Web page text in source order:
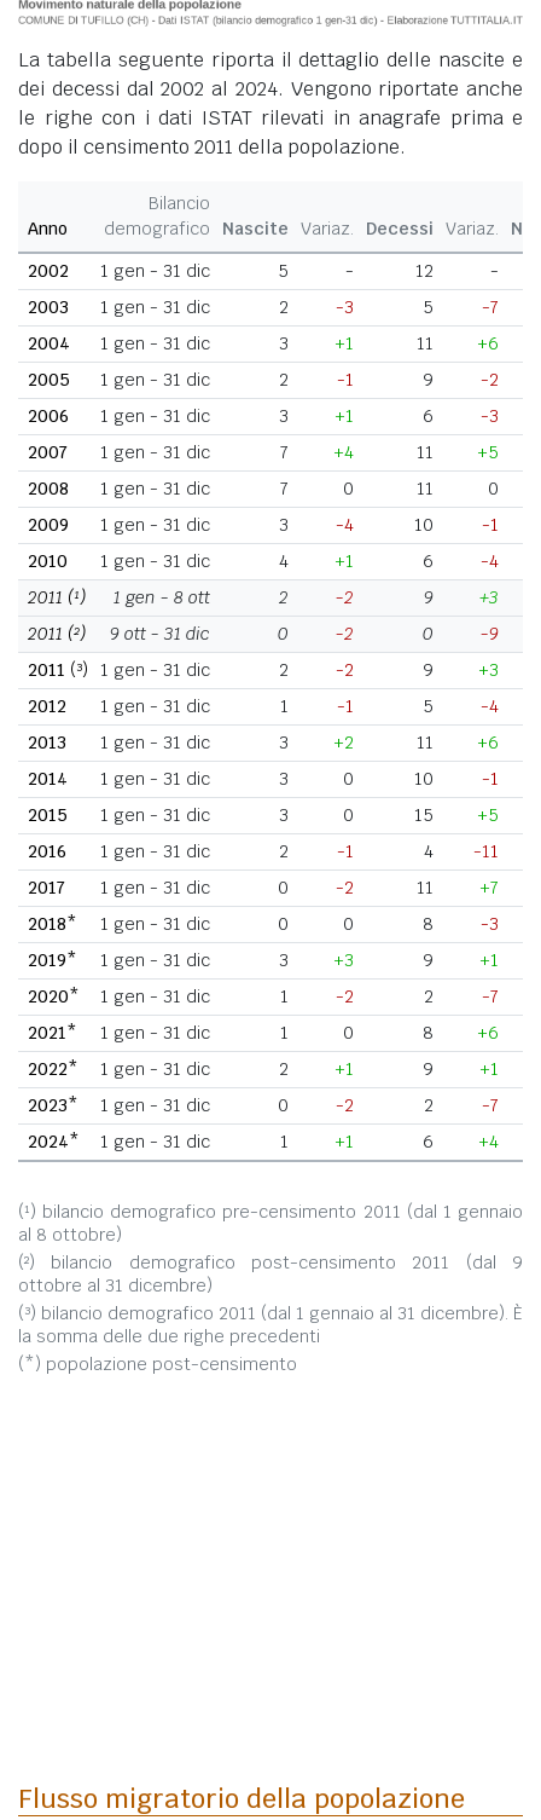
La tabella seguente riporta il dettaglio delle nascite e
dei decessi dal 2002 al 2024. Vengono riportate anche
le righe con i dati ISTAT rilevati in anagrafe prima e
dopo il censimento 2011 della popolazione.
Anno
Bilancio
demografico
Nascite Variaz. Decessi Variaz.
2002
1 gen - 31 dic 5 - 12
-
2003
1 gen - 31 dic 2 -3 5
-7
2004
1 gen - 31 dic 3 +1 11
+6
2005
1 gen - 31 dic 2 -1 9
-2
2006
1 gen - 31 dic 3 +1 6
-3
2007
1 gen - 31 dic 7 +4 11
+5
2008
1 gen - 31 dic 7 0 11
0
2009
1 gen - 31 dic 3 -4 10
-1
2010
1 gen - 31 dic 4 +1 6
-4
2011 (¹) 1 gen - 8 ott 2 -2 9
+3
2011 (²) 9 ott - 31 dic 0 -2 0
-9
2011 (³) 1 gen - 31 dic 2 -2 9
+3
2012
1 gen - 31 dic 1 -1 5
-4
2013
1 gen - 31 dic 3 +2 11
+6
2014
1 gen - 31 dic 3 0 10
-1
2015
1 gen - 31 dic 3 0 15
+5
2016
1 gen - 31 dic 2 -1 4
-11
2017
1 gen - 31 dic 0 -2 11
+7
2018*
1 gen - 31 dic 0 0 8
-3
2019*
1 gen - 31 dic 3 +3 9
+1
2020*
1 gen - 31 dic 1 -2 2
-7
2021*
1 gen - 31 dic 1 0 8
+6
2022*
1 gen - 31 dic 2 +1 9
+1
2023*
1 gen - 31 dic 0 -2 2
-7
2024*
1 gen - 31 dic 1 +1 6 +4
(¹) bilancio demografico pre-censimento 2011 (dal 1 gennaio
al 8 ottobre)
(²) bilancio demografico post-censimento 2011 (dal 9
ottobre al 31 dicembre)
(³) bilancio demografico 2011 (dal 1 gennaio al 31 dicembre). È
la somma delle due righe precedenti
(*) popolazione post-censimento
Flusso migratorio della popolazione